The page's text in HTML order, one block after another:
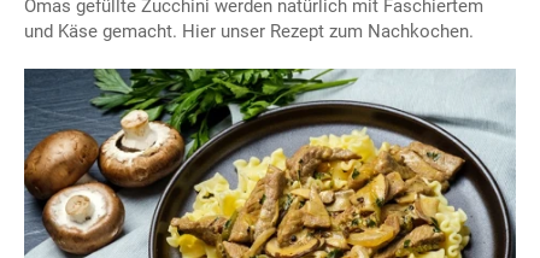
Omas gefüllte Zucchini werden natürlich mit Faschiertem
und Käse gemacht. Hier unser Rezept zum Nachkochen.